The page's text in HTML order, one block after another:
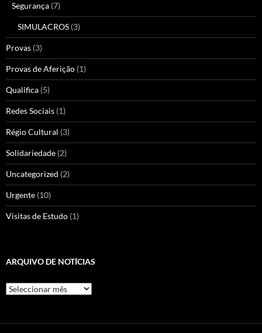
Segurança (7)
SIMULACROS (3)
Provas (3)
Provas de Aferição (1)
Qualifica (5)
Redes Sociais (1)
Régio Cultural (3)
Solidariedade (2)
Uncategorized (2)
Urgente (10)
Visitas de Estudo (1)
ARQUIVO DE NOTÍCIAS
Arquivo
de